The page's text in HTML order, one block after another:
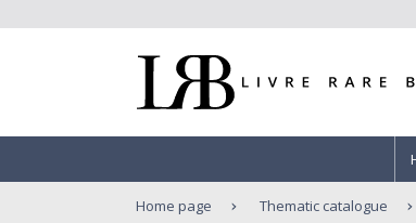
Home page Thematic catalogue